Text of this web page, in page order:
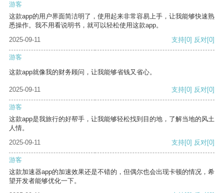
游客
这款app的用户界面简洁明了，使用起来非常容易上手，让我能够快速熟
悉操作。我不用看说明书，就可以轻松使用这款app。
2025-09-11
支持[0] 反对[0]
游客
这款app就像我的财务顾问，让我能够省钱又省心。
2025-09-11 支持[0] 反对[0]
游客
这款app是我旅行的好帮手，让我能够轻松找到目的地，了解当地的风土
人情。
2025-09-11
支持[0] 反对[0]
游客
这款加速器app的加速效果还是不错的，但偶尔也会出现卡顿的情况，希
望开发者能够优化一下。